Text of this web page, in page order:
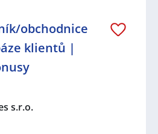
obchodnice
klientů |
s.r.o.